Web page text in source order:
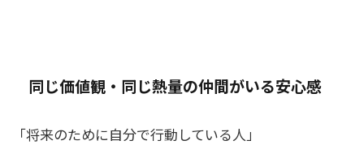
同じ価値観・同じ熱量の仲間がいる安心感
「将来のために自分で行動している人」